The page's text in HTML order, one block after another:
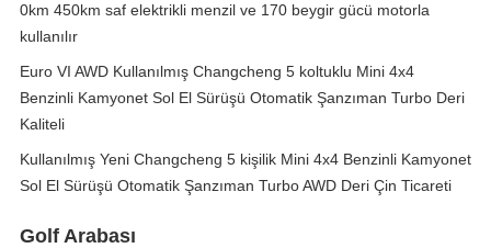
0km 450km saf elektrikli menzil ve 170 beygir gücü motorla
kullanılır
Euro VI AWD Kullanılmış Changcheng 5 koltuklu Mini 4x4
Benzinli Kamyonet Sol El Sürüşü Otomatik Şanzıman Turbo Deri
Kaliteli
Kullanılmış Yeni Changcheng 5 kişilik Mini 4x4 Benzinli Kamyonet
Sol El Sürüşü Otomatik Şanzıman Turbo AWD Deri Çin Ticareti
Golf Arabası